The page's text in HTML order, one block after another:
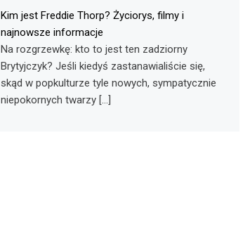
Kim jest Freddie Thorp? Życiorys, filmy i
najnowsze informacje
Na rozgrzewkę: kto to jest ten zadziorny
Brytyjczyk? Jeśli kiedyś zastanawialiście się,
skąd w popkulturze tyle nowych, sympatycznie
niepokornych twarzy […]